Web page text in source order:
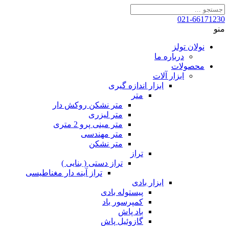
021-66171230
منو
نولان تولز
درباره ما
محصولات
ابزار آلات
ابزار اندازه گیری
متر
متر نشکن روکش دار
متر لیزری
متر مینی پرو 2 متری
متر مهندسی
متر نشکن
تراز
تراز دستی ( بنایی )
تراز آینه دار مغناطیسی
ابزار بادی
پیستوله بادی
کمپرسور باد
باد پاش
گازوئیل پاش